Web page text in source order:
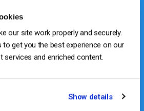
our site work properly and securely.
to get you the best experience on our
services and enriched content.
Show details